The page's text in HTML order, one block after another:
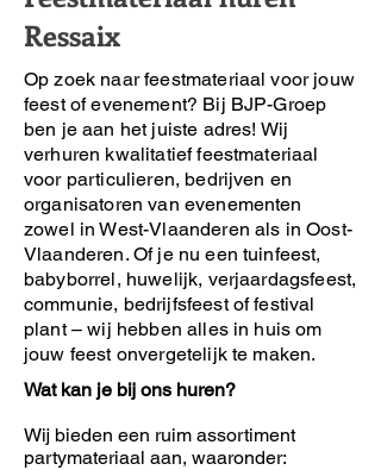
Ressaix
Op zoek naar feestmateriaal voor jouw
feest of evenement? Bij BJP-Groep
ben je aan het juiste adres! Wij
verhuren kwalitatief feestmateriaal
voor particulieren, bedrijven en
organisatoren van evenementen
zowel in West-Vlaanderen als in Oost-
Vlaanderen. Of je nu een tuinfeest,
babyborrel, huwelijk, verjaardagsfeest,
communie, bedrijfsfeest of festival
plant – wij hebben alles in huis om
jouw feest onvergetelijk te maken.
Wat kan je bij ons huren?
Wij bieden een ruim assortiment
partymateriaal aan, waaronder: